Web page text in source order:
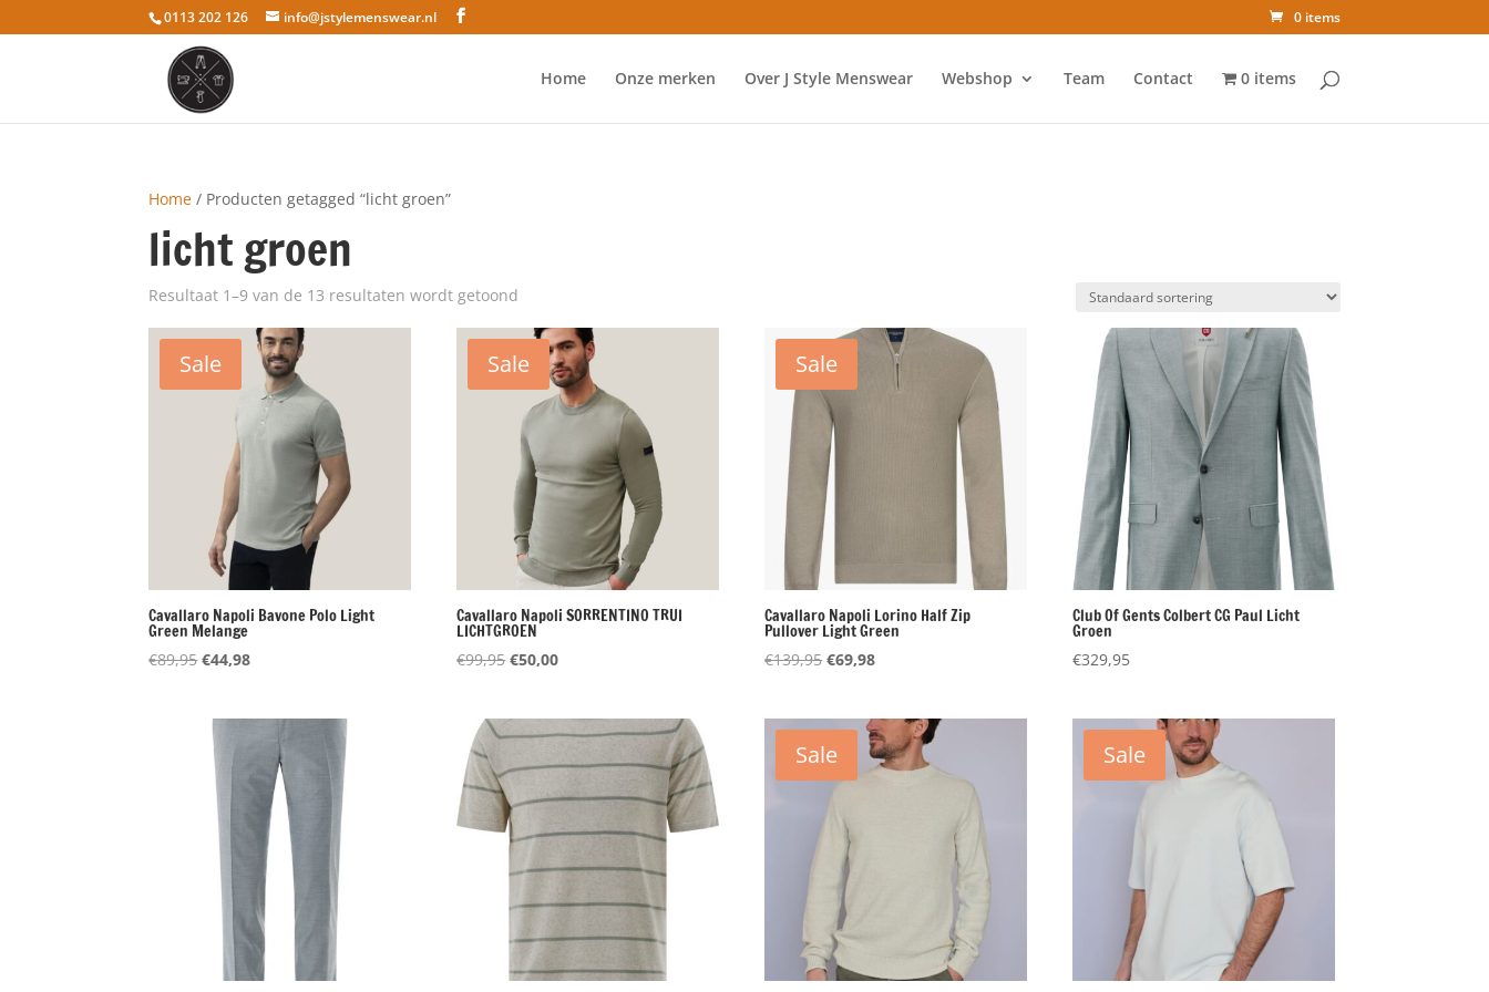
0113 202 126 info@jstylemenswear.nl 0 items
Home Onze merken Over J Style Menswear Webshop Team Contact 0 items
Home / Producten getagged “licht groen”
licht groen
Resultaat 1–9 van de 13 resultaten wordt getoond
Sale
Cavallaro Napoli Bavone Polo Light
Green Melange
€89,95Oorspronkelijke
€89,95.
€44,98Huidige
Sale
Cavallaro Napoli SORRENTINO TRUI
LICHTGROEN
€99,95Oorspronkelijke
€99,95.
€50,00Huidige
€50,00.
Sale
Cavallaro Napoli Lorino Half Zip
Pullover Light Green
€139,95Oorspronkelijke
€139,95.
€69,98Huidige
€69,98.
Club Of Gents Colbert CG Paul Licht
Groen
€329,95
Sale Sale